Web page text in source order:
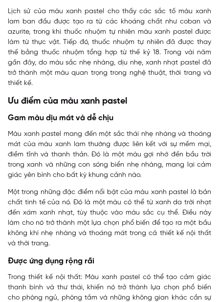
Lịch sử của màu xanh pastel cho thấy các sắc tố màu xanh
lam ban đầu được tạo ra từ các khoáng chất như coban và
azurite, trong khi thuốc nhuộm tự nhiên màu xanh pastel được
làm từ thực vật. Tiếp đó, thuốc nhuộm tự nhiên đã được thay
thế bằng thuốc nhuộm tổng hợp từ thế kỷ 18. Trong vài năm
gần đây, do màu sắc nhẹ nhàng, dịu nhẹ, xanh nhạt pastel đã
trở thành một màu quan trọng trong nghệ thuật, thời trang và
thiết kế.
Ưu điểm của màu xanh pastel
Gam màu dịu mát và dễ chịu
Màu xanh pastel mang đến một sắc thái nhẹ nhàng và thoáng
mát của màu xanh lam thường được liên kết với sự mềm mại,
điềm tĩnh và thanh thản. Đó là một màu gợi nhớ đến bầu trời
trong xanh và những con sóng biển nhẹ nhàng, mang lại cảm
giác yên bình cho bất kỳ khung cảnh nào.
Một trong những đặc điểm nổi bật của màu xanh pastel là bản
chất tinh tế của nó. Đó là một màu có thể từ xanh da trời nhạt
đến xám xanh nhạt, tùy thuộc vào màu sắc cụ thể. Điều này
làm cho nó trở thành một lựa chọn phổ biến để tạo ra một bầu
không khí nhẹ nhàng và thoáng mát trong cả thiết kế nội thất
và thời trang.
Được ứng dụng rộng rãi
Trong thiết kế nội thất: Màu xanh pastel có thể tạo cảm giác
thanh bình và thư thái, khiến nó trở thành lựa chọn phổ biến
cho phòng ngủ, phòng tắm và những không gian khác cần sự